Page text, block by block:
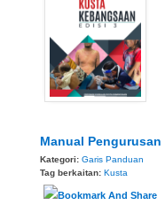
Manual
Kategori: Garis Panduan
Tag berkaitan: Kusta